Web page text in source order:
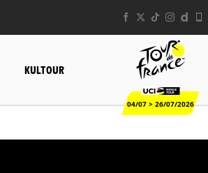
KULTOUR
04/07 > 26/07/2026